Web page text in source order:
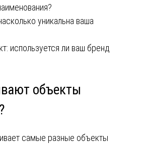
уникальна ваша
используется ли ваш бренд
объекты
самые разные объекты